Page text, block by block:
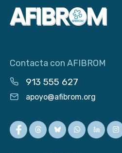
Contacta con AFIBROM
913 555 627
apoyo@afibrom.org